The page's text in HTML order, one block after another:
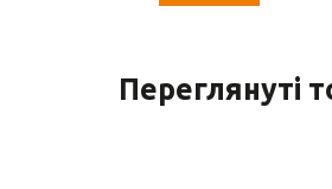
Переглянуті